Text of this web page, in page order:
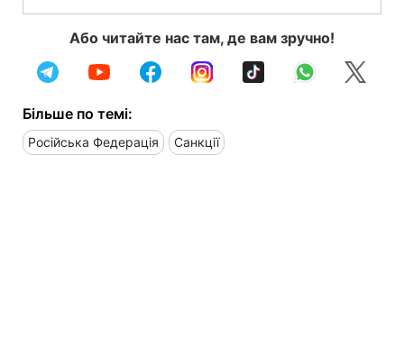
Або читайте нас там, де вам зручно!
Більше по темі:
Російська Федерація Санкції